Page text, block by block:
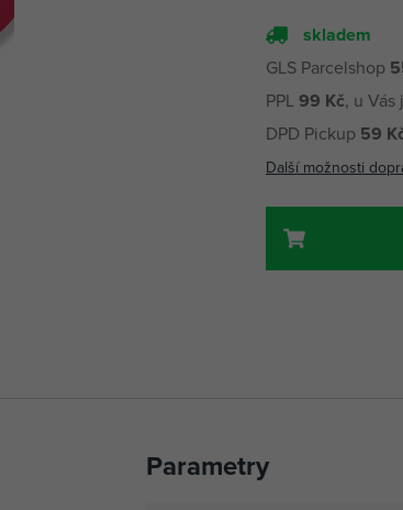
skladem
GLS Parcelshop
PPL99 Kč, u Vás
DPD Pickup 59
Další možnosti
Parametry